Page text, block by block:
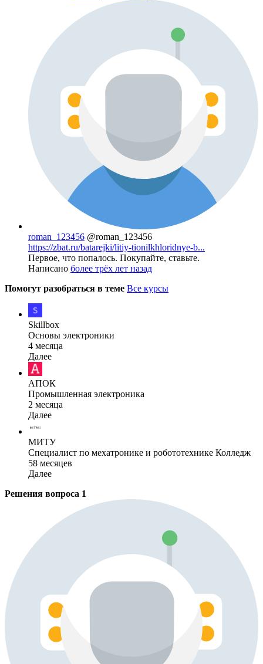
roman_123456 @roman_123456
https://zbat.ru/batarejki/litiy-tionilkhloridnye-b...
Первое, что попалось. Покупайте, ставьте.
Написано более трёх лет назад
Помогут разобраться в теме Все курсы
Skillbox
Основы электроники
4 месяца
Далее
АПОК
Промышленная электроника
2 месяца
Далее
МИТУ
Специалист по мехатронике и робототехнике Колледж
58 месяцев
Далее
Решения вопроса 1